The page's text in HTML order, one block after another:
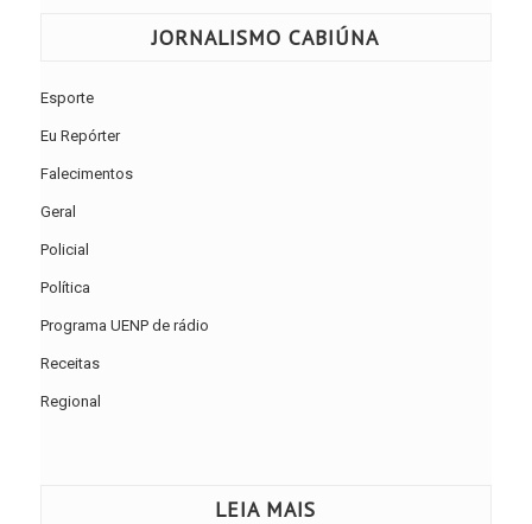
JORNALISMO CABIÚNA
Esporte
Eu Repórter
Falecimentos
Geral
Policial
Política
Programa UENP de rádio
Receitas
Regional
LEIA MAIS